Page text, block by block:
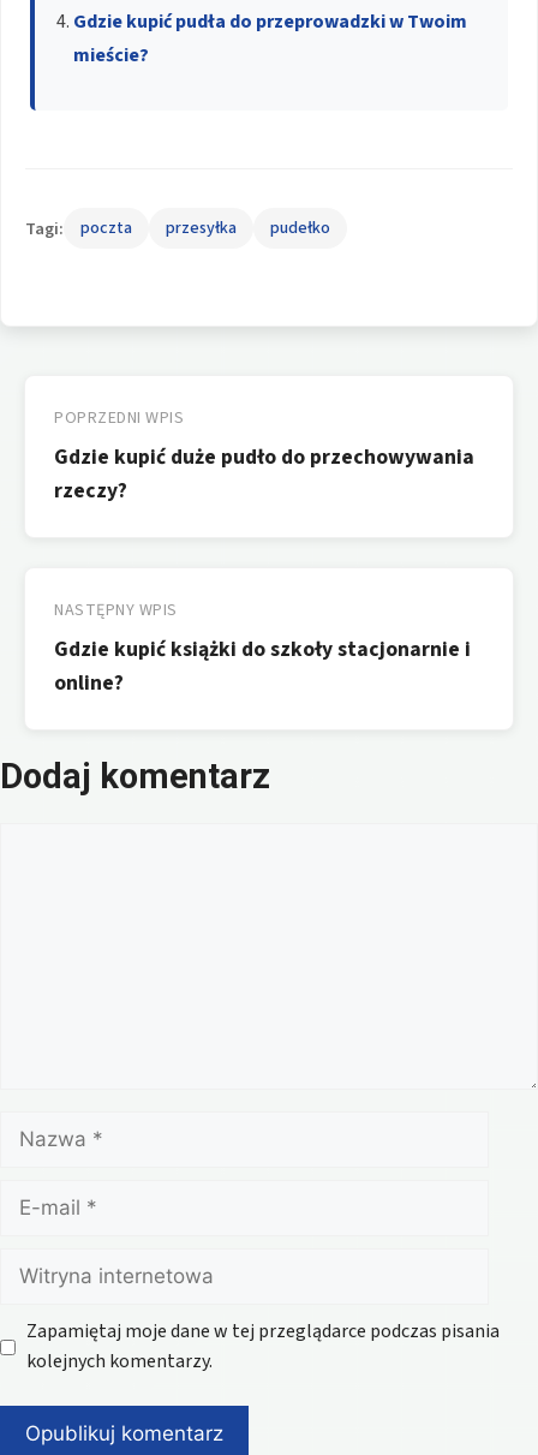
Gdzie kupić pudła do przeprowadzki w Twoim
mieście?
Tagi: poczta przesyłka pudełko
wpisu
POPRZEDNI WPIS
Gdzie kupić duże pudło do przechowywania
rzeczy?
NASTĘPNY WPIS
Gdzie kupić książki do szkoły stacjonarnie i
online?
Dodaj komentarz
Nazwa
mail
Witryna
internetowa
Zapamiętaj moje dane w tej przeglądarce podczas pisania
kolejnych komentarzy.